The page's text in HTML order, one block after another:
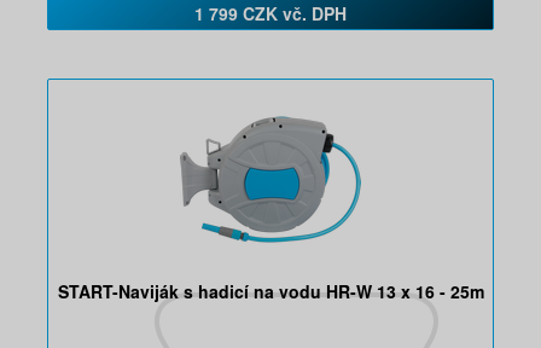
1 799 CZK vč. DPH
START-Naviják s hadicí na vodu HR-W 13 x 16 - 25m